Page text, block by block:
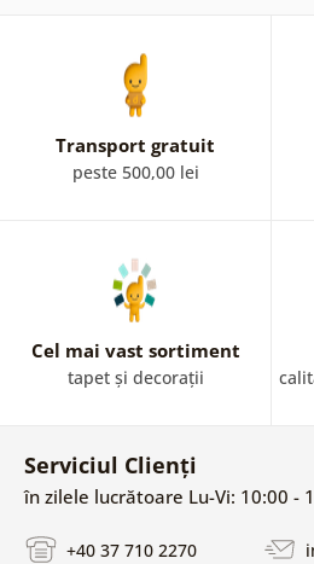
Transport gratuit
peste 500,00 lei
Cel mai vast sortiment
tapet și decorații
Serviciul Clienți
în zilele lucrătoare Lu-Vi: 10:00 -
+40 37 710 2270